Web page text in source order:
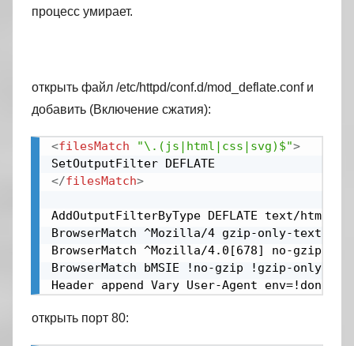
процесс умирает.
открыть файл /etc/httpd/conf.d/mod_deflate.conf и
добавить (Включение сжатия):
<filesMatch "\.(js|html|css|svg)$">
</filesMatch>
AddOutputFilterByType DEFLATE text/
BrowserMatch ^Mozilla/4 gzip-only-text/
BrowserMatch ^Mozilla/4.0[678] no-gzip
BrowserMatch bMSIE !no-gzip !gzip-only-
Header append Vary User-Agent env=!dont-
открыть порт 80: